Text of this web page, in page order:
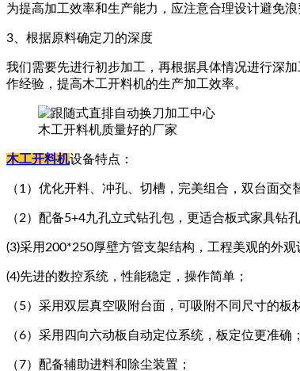
为提高加工效率和生产能力，应注意合理设计避免
3、根据原料确定刀的深度
我们需要先进行初步加工，再根据具体情况进行深
作经验，提高木工开料机的生产加工效率。
木工开料机质量好的厂家
木工开料机设备特点：
（1）优化开料、冲孔、切槽，完美组合，双台面交
（2）配备5+4九孔立式钻孔包，更适合板式家具钻
(3)采用200*250厚壁方管支架结构，工程美观的外观
(4)先进的数控系统，性能稳定，操作简单；
（5）采用双层真空吸附台面，可吸附不同尺寸的板
（6）采用四向六动板自动定位系统，板定位更准确；
（7）配备辅助进料和除尘装置；